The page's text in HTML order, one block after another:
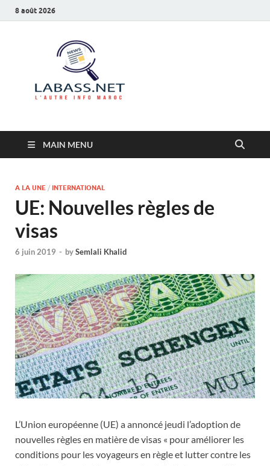
8 août 2026
MAIN MENU
A LA UNE / INTERNATIONAL
UE: Nouvelles règles de
visas
6 juin 2019 - bySemlali Khalid
L’Union européenne (UE) a annoncé jeudi l’adoption de
nouvelles règles en matière de visas « pour améliorer les
conditions pour les voyageurs en règle et lutter contre les